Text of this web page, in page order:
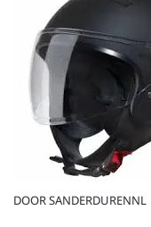
DOORSANDERDURENNL